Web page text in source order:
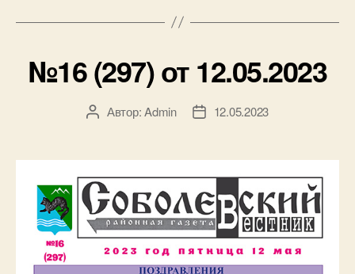
№16 (297) от 12.05.2023
АвторАвтор:Admin
Дата12.05.2023